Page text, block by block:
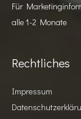
Für
alle 1-2 Monate
Rechtliches
Impressum